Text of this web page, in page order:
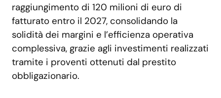
raggiungimento di 120 milioni di euro di
fatturato entro il 2027, consolidando la
solidità dei margini e l’efficienza operativa
complessiva, grazie agli investimenti realizzati
tramite i proventi ottenuti dal prestito
obbligazionario.